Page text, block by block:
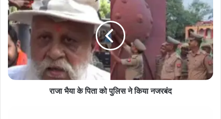
भैया
के
पिता
को
पुलिस
ने
किया
नजरबंद
राजा भैया के पिता को पुलिस ने किया नजरबंद